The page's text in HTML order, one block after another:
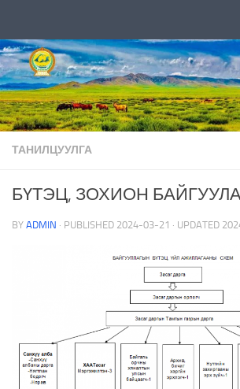
ТАНИЛЦУУЛГА
БҮТЭЦ, ЗОХИОН
BY ADMIN · PUBLISHED 2024-03-21 · UPDATED